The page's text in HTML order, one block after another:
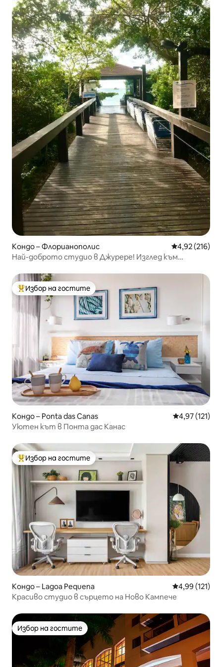
Кондо – Флорианополис Средна
4,92 (216)
Най-доброто студио в Джурере! Изглед към
Най-популярен избор на гостите
Избор на гостите
Кондо – Ponta das Canas Средна
4,97 (121)
Уютен кът в Понта дас Канас
Най-популярен избор на гостите
Избор на гостите
Кондо – Lagoa Pequena Средна
4,99 (121)
Красиво студио в сърцето на Ново Кампече
Избор на гостите
Избор на гостите